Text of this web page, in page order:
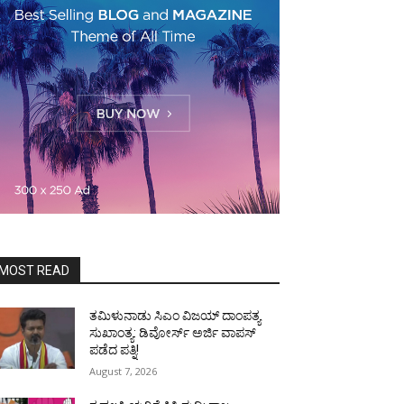
READ
ತಮಿಳುನಾಡು ಸಿಎಂ ವಿಜಯ್‌ ದಾಂಪತ್ಯ
ಸುಖಾಂತ್ಯ: ಡಿವೋರ್ಸ್‌ ಅರ್ಜಿ ವಾಪಸ್‌
ಪಡೆದ ಪತ್ನಿ!
August 7, 2026